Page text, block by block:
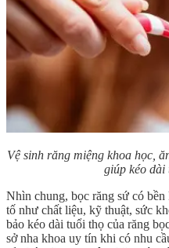
Vệ sinh răng miệng khoa học,
giúp kéo dài
Nhìn chung, bọc răng sứ có bền
tố như chất liệu, kỹ thuật, sức
bảo kéo dài tuổi thọ của răng
sở nha khoa uy tín khi có nhu